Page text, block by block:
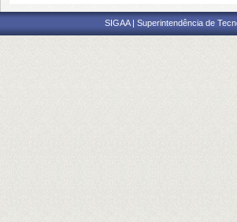
SIGAA | Superintendência de